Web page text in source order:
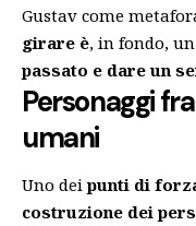
Gustav come
girare è, in fondo,
passato e dare un
Personaggi
umani
Uno deipunti di
costruzione dei